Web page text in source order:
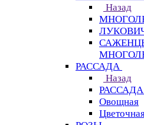
Назад
РАССАДА
Назад
РАССАДА
Овощная